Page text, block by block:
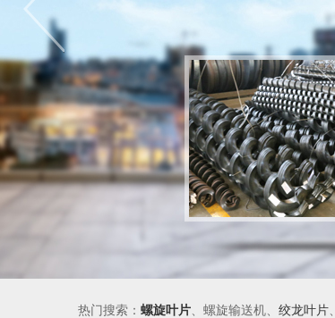
热门搜索： 螺旋叶片 、螺旋输送机、 绞龙叶片